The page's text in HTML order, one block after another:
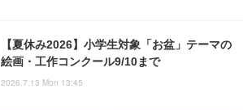
【夏休み2026】小学生対象「お盆」テーマの
絵画・工作コンクール9/10まで
2026.7.13 Mon 13:45